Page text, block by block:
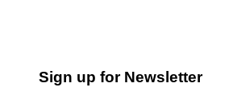
Sign up for Newsletter